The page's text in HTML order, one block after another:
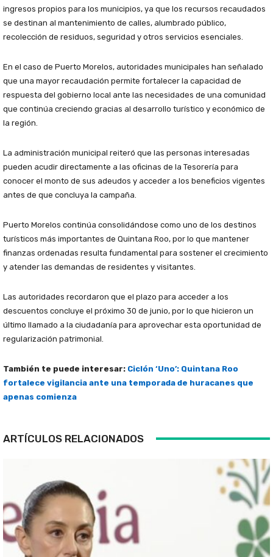
ingresos propios para los municipios, ya que los recursos recaudados
se destinan al mantenimiento de calles, alumbrado público,
recolección de residuos, seguridad y otros servicios esenciales.
En el caso de Puerto Morelos, autoridades municipales han señalado
que una mayor recaudación permite fortalecer la capacidad de
respuesta del gobierno local ante las necesidades de una comunidad
que continúa creciendo gracias al desarrollo turístico y económico de
la región.
La administración municipal reiteró que las personas interesadas
pueden acudir directamente a las oficinas de la Tesorería para
conocer el monto de sus adeudos y acceder a los beneficios vigentes
antes de que concluya la campaña.
Puerto Morelos continúa consolidándose como uno de los destinos
turísticos más importantes de Quintana Roo, por lo que mantener
finanzas ordenadas resulta fundamental para sostener el crecimiento
y atender las demandas de residentes y visitantes.
Las autoridades recordaron que el plazo para acceder a los
descuentos concluye el próximo 30 de junio, por lo que hicieron un
último llamado a la ciudadanía para aprovechar esta oportunidad de
regularización patrimonial.
También te puede interesar: Ciclón ‘Uno’: Quintana Roo
fortalece vigilancia ante una temporada de huracanes que
apenas comienza
ARTÍCULOS RELACIONADOS